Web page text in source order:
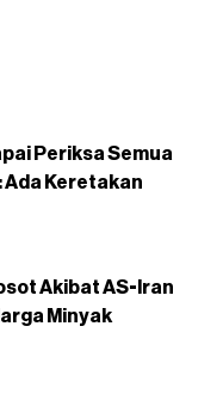
Periksa Semua
Ada Keretakan
Akibat AS-Iran
Minyak